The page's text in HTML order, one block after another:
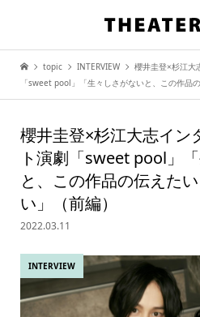
topic INTERVIEW
櫻井圭登×杉江大
「sweet pool」「生々しさがないと、この作品
櫻井圭登×杉江大志イン
ト演劇「sweet pool」
と、この作品の伝えた
い」（前編）
2022.03.11
INTERVIEW